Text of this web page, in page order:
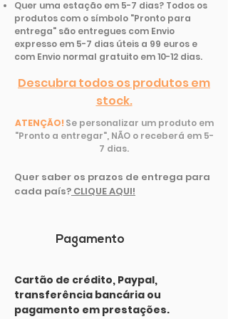
Quer uma estação em 5-7 dias? Todos os
produtos com o símbolo "Pronto para
entrega" são entregues com Envio
expresso em 5-7 dias úteis a 99 euros e
com Envio normal gratuito em 10-12 dias.
Descubra todos os produtos em
stock.
ATENÇÃO! Se personalizar um produto em
"Pronto a entregar", NÃO o receberá em 5-
7 dias.
Quer saber os prazos de entrega para
cada país? CLIQUE AQUI!
Pagamento
Cartão de crédito, Paypal,
transferência bancária ou
pagamento em prestações.